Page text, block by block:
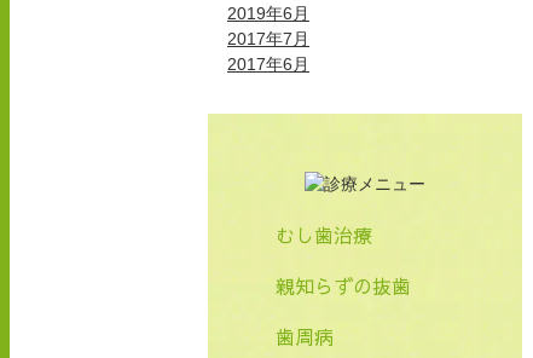
2019年6月
2017年7月
2017年6月
むし歯治療
親知らずの抜歯
歯周病